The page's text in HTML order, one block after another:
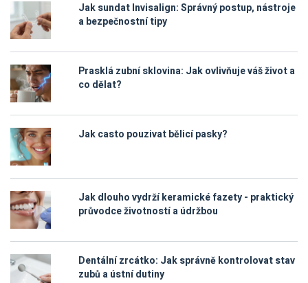
Jak sundat Invisalign: Správný postup, nástroje
a bezpečnostní tipy
Prasklá zubní sklovina: Jak ovlivňuje váš život a
co dělat?
Jak casto pouzivat bělicí pasky?
Jak dlouho vydrží keramické fazety - praktický
průvodce životností a údržbou
Dentální zrcátko: Jak správně kontrolovat stav
zubů a ústní dutiny